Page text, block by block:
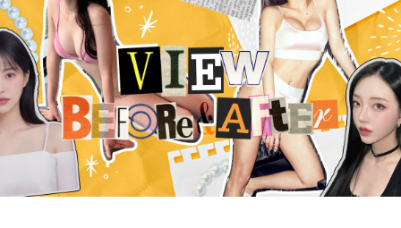
ESC 버튼을 누르면 검색창을 닫을 수 있습니다.